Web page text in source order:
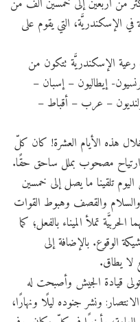
من أربعين إلى خمسين ألف من
في الإسكندريَّة، التي يقوم على
رعية الإسكندريَّة تتكون من
إيطاليون – إسبان –
– عرب – أقباط –
هذه الأيام العشرة! كان كلّ
ارتياح مصحوب بملل ساحق حقًا.
تلقينا ما يصل إلى خمسين
والسلام والقصف وهبوط القوات
تملأ الميناء بالفعل؛ كما
الوقوع. بالإضافة إلى
لا يطاق.
قيادة الجيش وأصبحت له
ونشر جنوده ليلًا ونهارًا،